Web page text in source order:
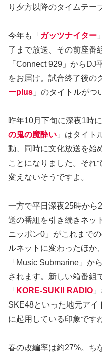
り夕方以降のタイムテー
今年も「 ガッツナイター
了まで放送、その前座番
「Connect 929」からDJ
をお届け。試合終了後の
ーplus 」のタイトルがつ
昨年10月下旬に深夜1時
の鬼の魔酔い 」はタイト
動、同時に文化放送を始
ことになりました。それ
変えないそうですよ。
一方で平日深夜25時から
送の番組を引き続きネッ
ニッポン0」がこれまで
ルネットに変わったほか
「Music Submarine」か
されます。新しい箱番組
「 KORE-SUKI! RADIO
SKE48といった地元アイ
に起用している印象です
春の改編率は約27%。ち